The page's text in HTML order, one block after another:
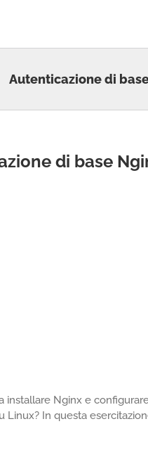
Autenticazione di
di base
installare Nginx e
Linux? In questa